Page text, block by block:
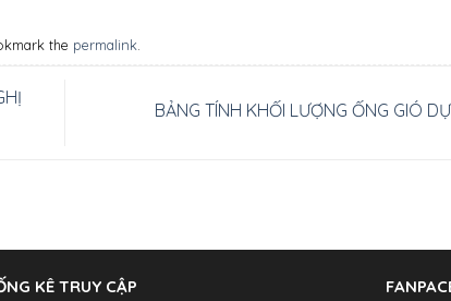
the permalink
BẢNG TÍNH KHỐI LƯỢNG ỐNG GIÓ
KÊ TRUY CẬP